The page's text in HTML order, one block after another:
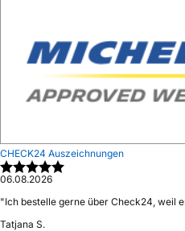
CHECK24 Auszeichnungen
06.08.2026
"Ich bestelle gerne über Check24, weil
Tatjana S.